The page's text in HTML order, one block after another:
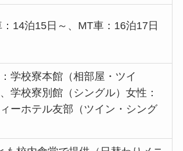
：14泊15日～、MT車：16泊17日
学校寮本館（相部屋・ツイ
学校寮別館（シングル）女性：
ーホテル友部（ツイン・シング